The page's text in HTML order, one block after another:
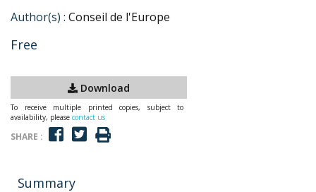
Author(s) : Conseil de l'Europe
Free
Download
To receive multiple printed copies, subject to
availability, please contact us
SHARE :
Summary